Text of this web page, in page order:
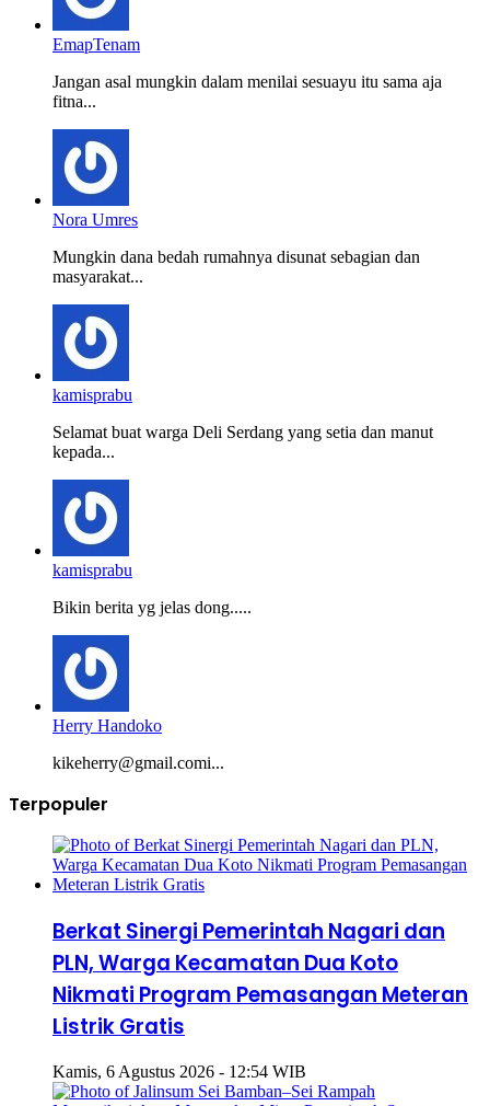
EmapTenam
Jangan asal mungkin dalam menilai sesuayu itu sama aja
fitna...
Nora Umres
Mungkin dana bedah rumahnya disunat sebagian dan
masyarakat...
kamisprabu
Selamat buat warga Deli Serdang yang setia dan manut
kepada...
kamisprabu
Bikin berita yg jelas dong.....
Herry Handoko
kikeherry@gmail.comi...
Terpopuler
Berkat Sinergi Pemerintah Nagari dan
PLN, Warga Kecamatan Dua Koto
Nikmati Program Pemasangan Meteran
Listrik Gratis
Kamis, 6 Agustus 2026 - 12:54 WIB